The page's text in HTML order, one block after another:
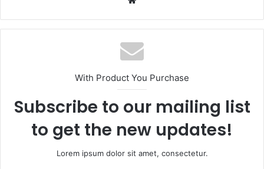
With Product You Purchase
Subscribe to our mailing list
to get the new updates!
Lorem ipsum dolor sit amet, consectetur.